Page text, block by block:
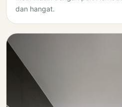
dan hangat.